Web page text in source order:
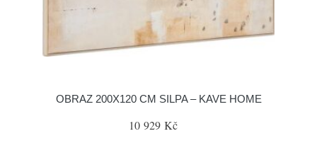
OBRAZ 200X120 CM SILPA – KAVE HOME
10 929 Kč